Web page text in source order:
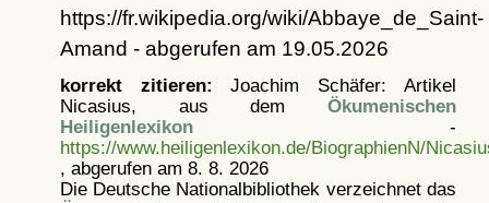
https://fr.wikipedia.org/wiki/Abbaye_de_Saint-
Amand - abgerufen am 19.05.2026
korrekt zitieren: Joachim Schäfer: Artikel
Nicasius, aus dem Ökumenischen
Heiligenlexikon-
https://www.heiligenlexikon.de/BiographienN/
, abgerufen am 8. 8. 2026
Die Deutsche Nationalbibliothek verzeichnet das